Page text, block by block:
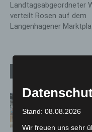
Landtagsabgeordneter
verteilt Rosen auf dem
Langenhagener
Kunst
Stand: 08.08.2026
Wir freuen uns sehr